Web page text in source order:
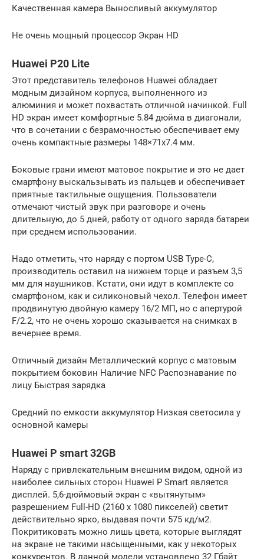
Качественная камера Выносливый аккумулятор
Не очень мощный процессор Экран HD
Huawei P20 Lite
Этот представитель телефонов Huawei обладает
модным дизайном корпуса, выполненного из
алюминия и может похвастать отличной начинкой. Full
HD экран имеет комфортные 5.84 дюйма в диагонали,
что в сочетании с безрамочностью обеспечивает ему
очень компактные размеры 148×71х7.4 мм.
Боковые грани имеют матовое покрытие и это не дает
смартфону выскальзывать из пальцев и обеспечивает
приятные тактильные ощущения. Пользователи
отмечают чистый звук при разговоре и очень
длительную, до 5 дней, работу от одного заряда батареи
при среднем использовании.
Надо отметить, что наряду с портом USB Type-C,
производитель оставил на нижнем торце и разъем 3,5
мм для наушников. Кстати, они идут в комплекте со
смартфоном, как и силиконовый чехол. Телефон имеет
продвинутую двойную камеру 16/2 МП, но с апертурой
F/2.2, что не очень хорошо сказывается на снимках в
вечернее время.
Отличный дизайн Металлический корпус с матовым
покрытием боковин Наличие NFC Распознавание по
лицу Быстрая зарядка
Средний по емкости аккумулятор Низкая светосила у
основной камеры
Huawei P smart 32GB
Наряду с привлекательным внешним видом, одной из
наиболее сильных сторон Huawei P Smart является
дисплей. 5,6-дюймовый экран с «вытянутым»
разрешением Full-HD (2160 х 1080 пикселей) светит
действительно ярко, выдавая почти 575 кд/м2.
Покритиковать можно лишь цвета, которые выглядят
на экране не такими насыщенными, как у некоторых
конкурентов. В данной модели установлено 32 Гбайт